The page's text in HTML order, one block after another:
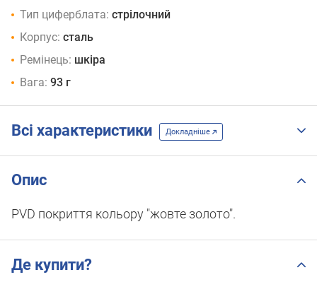
Тип циферблата: стрілочний
Корпус: сталь
Ремінець: шкіра
Вага: 93 г
Всі характеристики Докладніше
Опис
PVD покриття кольору "жовте золото".
Де купити?